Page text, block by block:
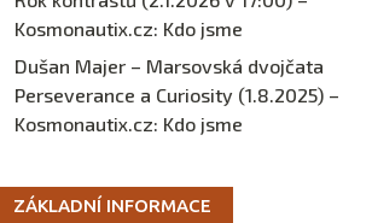
Kosmonautix.cz: Kdo jsme
Dušan Majer – Marsovská dvojčata
Perseverance a Curiosity (1.8.2025) –
Kosmonautix.cz: Kdo jsme
ZÁKLADNÍ INFORMACE